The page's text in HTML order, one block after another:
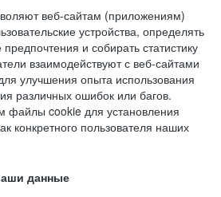
веб-сайтам (приложениям)
устройства, определять
предпочтения и собирать статистику
взаимодействуют с веб-сайтами
улучшения опыта использования
различных ошибок или багов.
файлы cookie для установления
конкретного пользователя наших
данные